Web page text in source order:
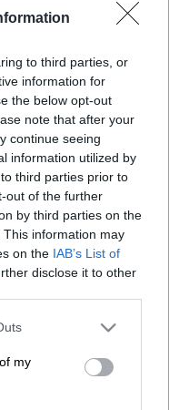
to third parties, or
information for
the below opt-out
note that after your
continue seeing
information utilized by
third parties prior to
out of the further
by third parties on the
This information may
on the IAB’s List of
disclose it to other
one or more Google
You may click to
third-party tags to
in below Google
my
ΝΕΚΡΗ 38ΧΡΟΝΗ
ΣΤΗΝ ΘΕΣΣΑΛΟΝΙΚΗ/
στη Google
τα
τοποθετήθηκε η
τον
που